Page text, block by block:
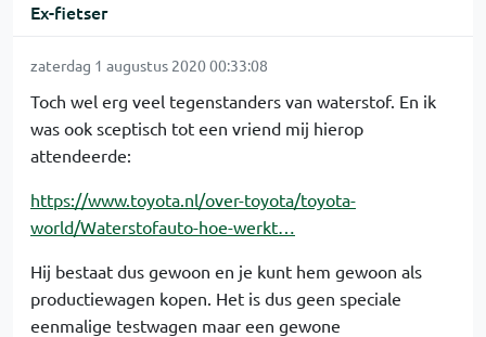
Ex-fietser
zaterdag 1 augustus 2020 00:33:08
Toch wel erg veel tegenstanders van waterstof. En ik
was ook sceptisch tot een vriend mij hierop
attendeerde:
https://www.toyota.nl/over-toyota/toyota-
world/Waterstofauto-hoe-werkt…
Hij bestaat dus gewoon en je kunt hem gewoon als
productiewagen kopen. Het is dus geen speciale
eenmalige testwagen maar een gewone